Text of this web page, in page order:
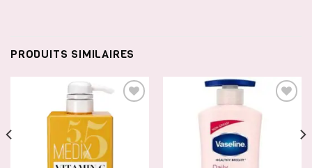
PRODUITS SIMILAIRES
AJOUTER
À LA
LISTE DE
AJOUTER
LISTE DE